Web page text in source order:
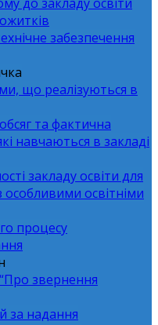
забезпечення
що реалізуються в
та фактична
навчаються в закладі
закладу освіти для
особливими освітніми
процесу
звернення
за надання